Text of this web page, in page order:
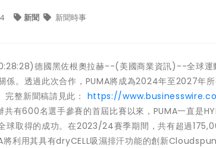
新聞 新聞時事
德國黑佐根奧拉赫--(美國商業資訊)--全球運
係。透過此次合作，PUMA將成為2024年至2027年
整新聞稿請見此： https://
共有600名選手參賽的首屆比賽以來，PUMA一直是
球取得的成功。在2023/24賽季期間，共有超過
將利用其具有dryCELL吸濕排汗功能的創新